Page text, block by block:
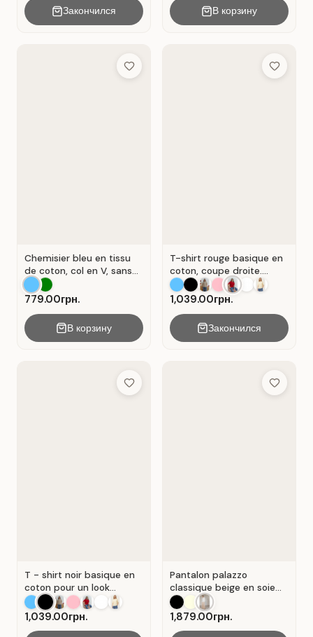
Закончился В корзину
Add to Wish List
Chemisier bleu en tissu
de coton, col en V, sans
manches . Bleu.
779.00грн.
В корзину
Add to
T-shirt rouge basique en
coton, coupe droite.
Rouge .
1,039.00грн.
Закончился
Add to Wish List
T - shirt noir basique en
coton pour un look
décontracté. Noir.
1,039.00грн.
Add to
Pantalon palazzo
classique beige en soie
plissée. Beige.
1,879.00грн.